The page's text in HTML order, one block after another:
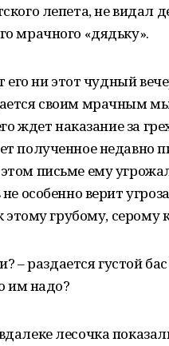
лепета, не видал
мрачного «дядьку».
его ни этот чудный
своим мрачным
ждет наказание за
полученное недавно
письме ему
особенно верит
этому грубому, серому
– раздается густой
им надо?
лесочка